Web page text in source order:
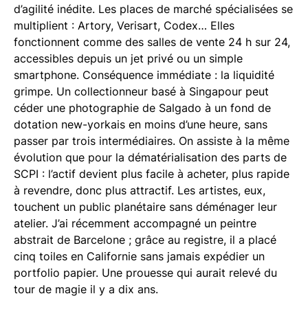
d’agilité inédite. Les places de marché spécialisées se
multiplient : Artory, Verisart, Codex… Elles
fonctionnent comme des salles de vente 24 h sur 24,
accessibles depuis un jet privé ou un simple
smartphone. Conséquence immédiate : la liquidité
grimpe. Un collectionneur basé à Singapour peut
céder une photographie de Salgado à un fond de
dotation new-yorkais en moins d’une heure, sans
passer par trois intermédiaires. On assiste à la même
évolution que pour la dématérialisation des parts de
SCPI : l’actif devient plus facile à acheter, plus rapide
à revendre, donc plus attractif. Les artistes, eux,
touchent un public planétaire sans déménager leur
atelier. J’ai récemment accompagné un peintre
abstrait de Barcelone ; grâce au registre, il a placé
cinq toiles en Californie sans jamais expédier un
portfolio papier. Une prouesse qui aurait relevé du
tour de magie il y a dix ans.